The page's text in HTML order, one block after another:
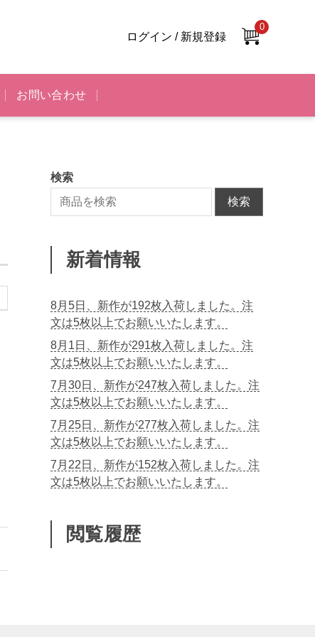
ログイン / 新規登録
0
お問い合わせ
検索
検索
新着情報
8月5日、新作が192枚入荷しました。注
文は5枚以上でお願いいたします。
8月1日、新作が291枚入荷しました。注
文は5枚以上でお願いいたします。
7月30日、新作が247枚入荷しました。注
文は5枚以上でお願いいたします。
7月25日、新作が277枚入荷しました。注
文は5枚以上でお願いいたします。
7月22日、新作が152枚入荷しました。注
文は5枚以上でお願いいたします。
閲覧履歴